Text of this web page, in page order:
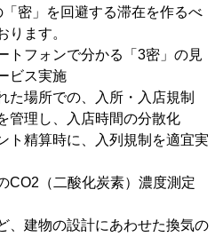
密」を回避する滞在を作るべ
ります。
トフォンで分かる「3密」の見
ビス実施
た場所での、入所・入店規制
管理し、入店時間の分散化
ト精算時に、入列規制を適宜実
CO2（二酸化炭素）濃度測定
、建物の設計にあわせた換気の